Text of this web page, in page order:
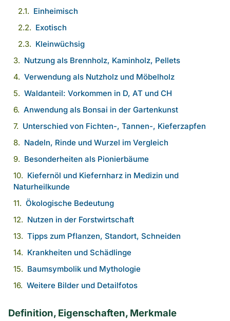
Einheimisch
Exotisch
Kleinwüchsig
Nutzung als Brennholz, Kaminholz, Pellets
Verwendung als Nutzholz und Möbelholz
Waldanteil: Vorkommen in D, AT und CH
Anwendung als Bonsai in der Gartenkunst
Unterschied von Fichten-, Tannen-, Kieferzapfen
Nadeln, Rinde und Wurzel im Vergleich
Besonderheiten als Pionierbäume
Kiefernöl und Kiefernharz in Medizin und
Naturheilkunde
Ökologische Bedeutung
Nutzen in der Forstwirtschaft
Tipps zum Pflanzen, Standort, Schneiden
Krankheiten und Schädlinge
Baumsymbolik und Mythologie
Weitere Bilder und Detailfotos
Definition, Eigenschaften, Merkmale